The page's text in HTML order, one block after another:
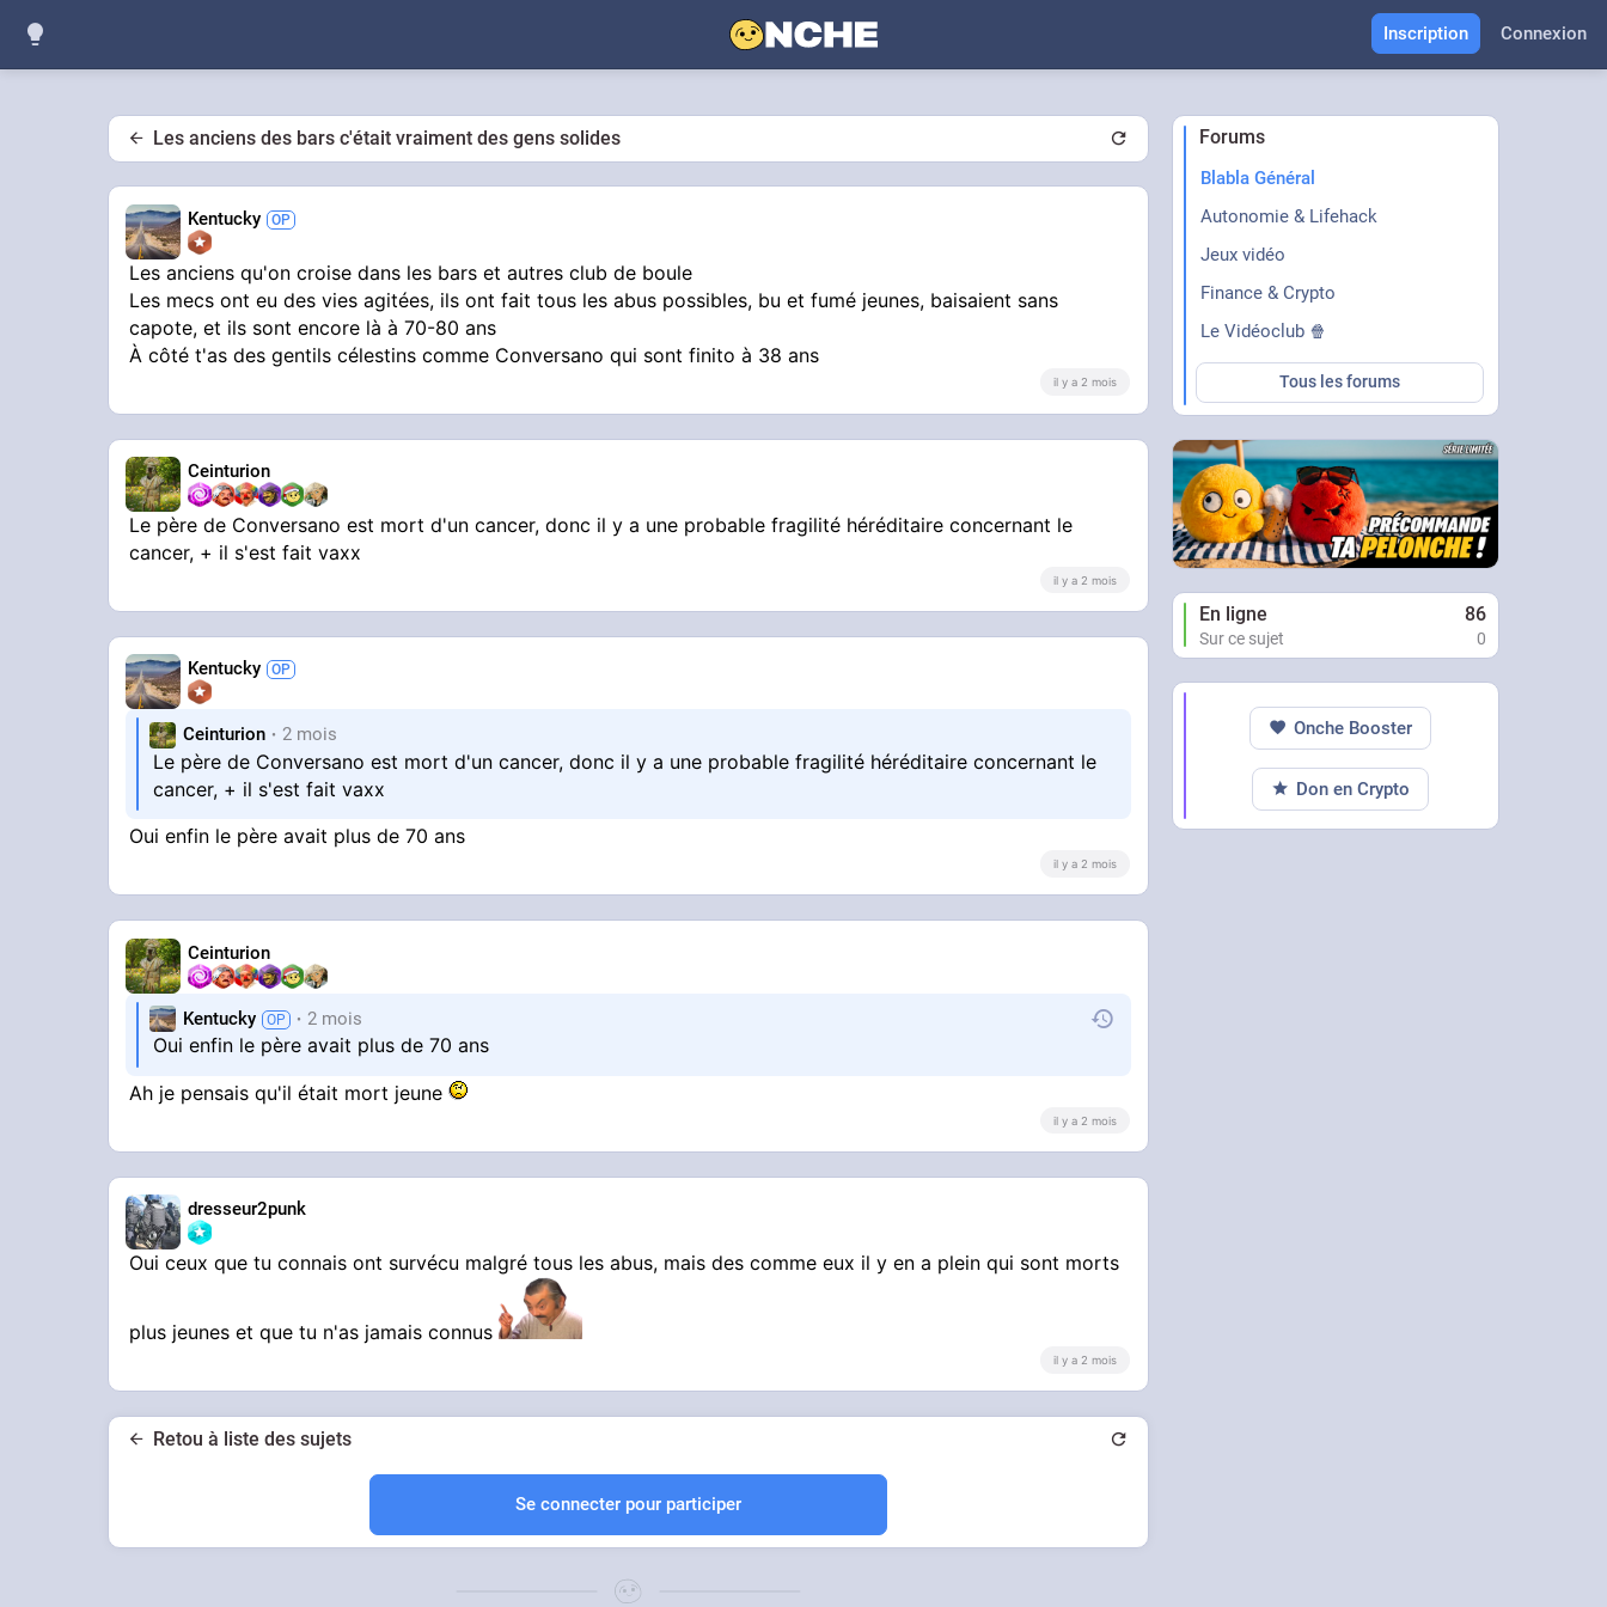
Inscription Connexion
Les anciens des bars c'était vraiment des gens solides
Kentucky
Les anciens qu'on croise dans les bars et autres club de boule
Les mecs ont eu des vies agitées, ils ont fait tous les abus possibles, bu et fumé jeunes, baisaient sans
capote, et ils sont encore là à 70-80 ans
À côté t'as des gentils célestins comme Conversano qui sont finito à 38 ans
il y a 2 mois
Ceinturion
Le père de Conversano est mort d'un cancer, donc il y a une probable fragilité héréditaire concernant le
cancer, + il s'est fait vaxx
il y a 2 mois
Kentucky
Ceinturion 2 mois
Le père de Conversano est mort d'un cancer, donc il y a une probable fragilité héréditaire concernant le
cancer, + il s'est fait vaxx
Oui enfin le père avait plus de 70 ans
il y a 2 mois
Ceinturion
Kentucky 2 mois
Oui enfin le père avait plus de 70 ans
Ah je pensais qu'il était mort jeune
il y a 2 mois
dresseur2punk
Oui ceux que tu connais ont survécu malgré tous les abus, mais des comme eux il y en a plein qui sont morts
plus jeunes et que tu n'as jamais connus
il y a 2 mois
Retou à liste des sujets
Se connecter pour participer
Forums
Blabla Général
Autonomie & Lifehack
Jeux vidéo
Finance & Crypto
Le Vidéoclub 🍿
Tous les forums
En ligne 86
Sur ce sujet 0
Onche Booster
Don en Crypto